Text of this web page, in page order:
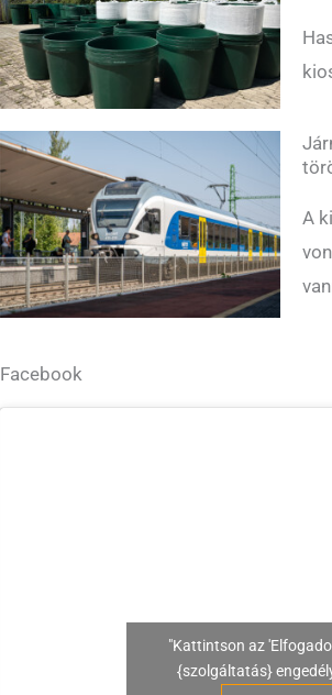
A
Facebook
"Kattintson az
{szolgáltatás}